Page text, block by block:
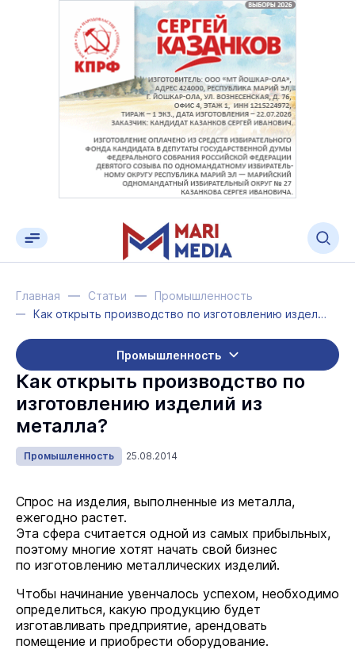
Главная Статьи
Промышленность
Как открыть производство по изготовлению изделий из металла?
Промышленность
Как открыть производство по
изготовлению изделий из
металла?
Промышленность 25.08.2014
Спрос на изделия, выполненные из металла,
ежегодно растет.
Эта сфера считается одной из самых прибыльных,
поэтому многие хотят начать свой бизнес
по изготовлению металлических изделий.
Чтобы начинание увенчалось успехом, необходимо
определиться, какую продукцию будет
изготавливать предприятие, арендовать
помещение и приобрести оборудование.